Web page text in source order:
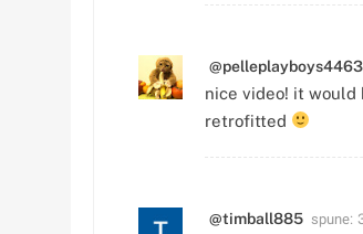
@pelleplayboys4463
nice video! it would
retrofitted
@timball885 spune: